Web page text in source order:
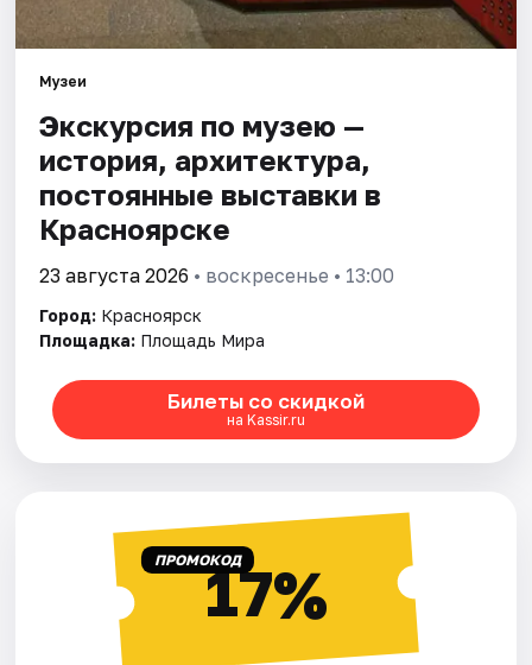
Музеи
Экскурсия по музею —
история, архитектура,
постоянные выставки в
Красноярске
23 августа 2026 • воскресенье • 13:00
Город: Красноярск
Площадка: Площадь Мира
Билеты со скидкой
на Kassir.ru
ПРОМОКОД17%